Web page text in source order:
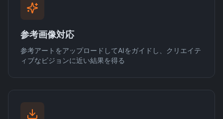
参考画像対応
参考アートをアップロードしてAIをガイドし、クリエイテ
ィブなビジョンに近い結果を得る